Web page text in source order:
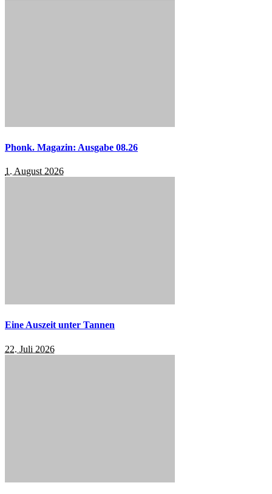
Phonk. Magazin: Ausgabe 08.26
1. August 2026
Eine Auszeit unter Tannen
22. Juli 2026